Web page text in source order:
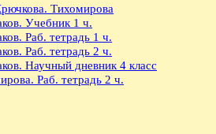
Тихомирова
Учебник 1 ч.
Раб. тетрадь 1 ч.
Раб. тетрадь 2 ч.
Научный дневник 4 класс
Раб. тетрадь 2 ч.